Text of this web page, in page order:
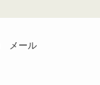
メール